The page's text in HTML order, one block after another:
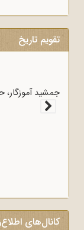
تقویم تاریخ
جمشید امام
ماه
کانال‌های